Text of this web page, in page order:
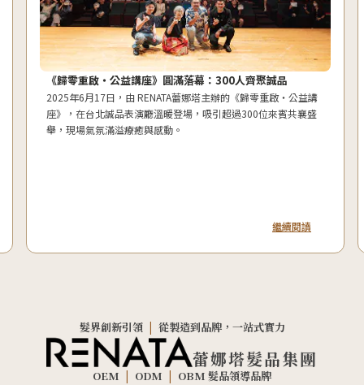
《歸零重啟・公益講座》圓滿落幕：300人齊聚誠品
2025年6月17日，由 RENATA蕾娜塔主辦的《歸零重啟・公益講
座》，在台北誠品表演廳溫暖登場，吸引超過300位來賓共襄盛
舉，現場氣氛滿溢療癒與感動。
繼續閱讀
髮界創新引領 從製造到品牌，一站式實力
蕾娜塔髮品集團
OEM ODM OBM 髮品領導品牌